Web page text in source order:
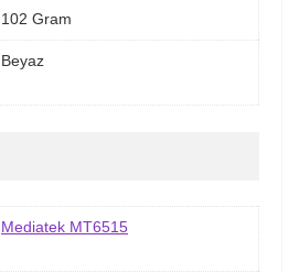
102 Gram
Beyaz
Mediatek MT6515